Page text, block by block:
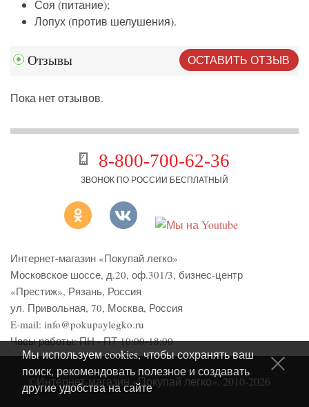
Соя (питание);
Лопух (против шелушения).
Отзывы ОСТАВИТЬ ОТЗЫВ
Пока нет отзывов.
8-800-700-62-36
ЗВОНОК ПО РОССИИ БЕСПЛАТНЫЙ
Интернет-магазин «Покупай легко»
Московское шоссе, д.20, оф.301/3, бизнес-центр
«Престиж», Рязань, Россия
ул. Привольная, 70, Москва, Россия
E-mail: info@pokupaylegko.ru
Часы работы:ПН - ПТ 10:00-18:00
©Интернет-магазин «Покупай легко», 2010-2026
Мы используем cookies, чтобы сохранять ваш
поиск, рекомендовать полезное и создавать
другие удобства на сайте